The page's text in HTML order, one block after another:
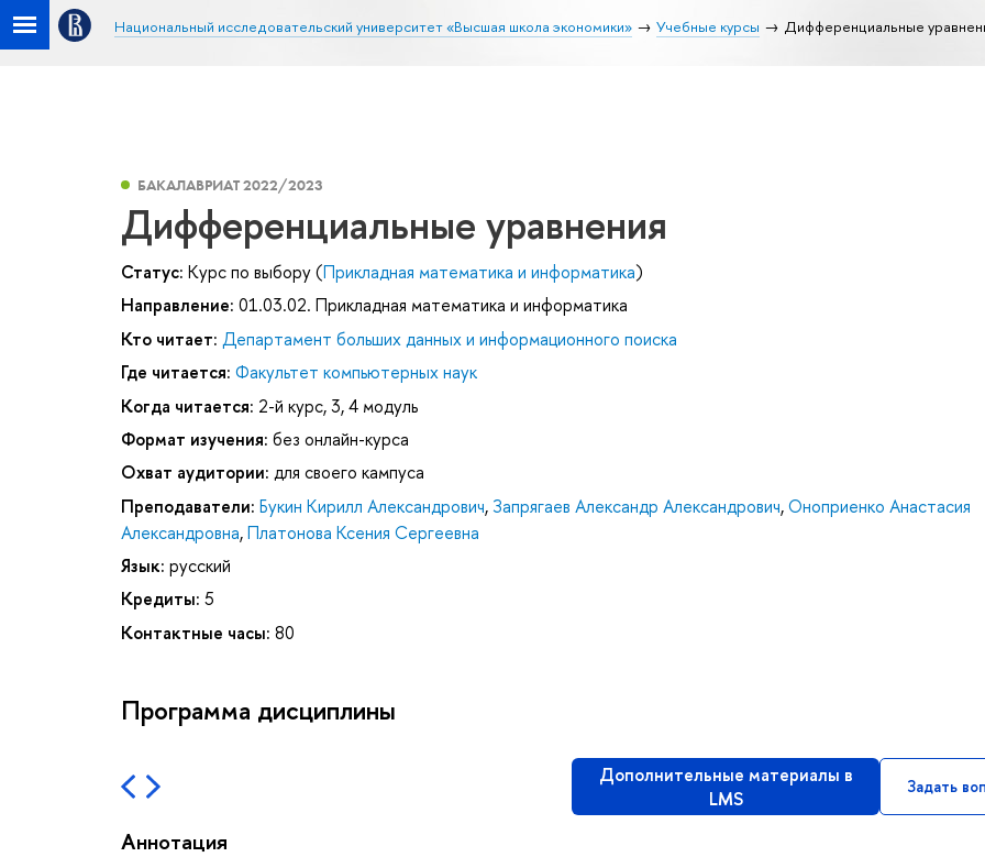
Национальный исследовательский университет «Высшая школа экономики» Учебные курсы Дифференциальные
БАКАЛАВРИАТ 2022/2023
Дифференциальные уравнения
Статус: Курс по выбору (Прикладная математика и информатика)
Направление: 01.03.02. Прикладная математика и информатика
Кто читает: Департамент больших данных и информационного поиска
Где читается: Факультет компьютерных наук
Когда читается: 2-й курс, 3, 4 модуль
Формат изучения: без онлайн-курса
Охват аудитории: для своего кампуса
Преподаватели: Букин Кирилл Александрович, Запрягаев Александр Александрович,Оноприенко Анастасия
Александровна,Платонова Ксения Сергеевна
Язык: русский
Кредиты: 5
Контактные часы: 80
Программа дисциплины
Дополнительные материалы в
LMS
Задать
Аннотация